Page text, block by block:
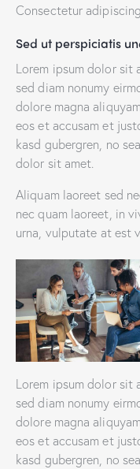
Consectetur
Sed ut perspiciatis
Lorem ipsum dolor sit
sed diam nonumy
dolore magna
eos et accusam et
kasd gubergren, no
dolor sit amet.
Aliquam laoreet sed
nec quam laoreet, in
urna, vulputate at est
Lorem ipsum dolor sit
sed diam nonumy
dolore magna
eos et accusam et
kasd gubergren, no